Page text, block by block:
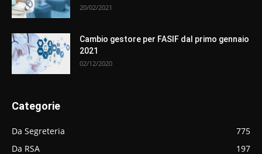
20/02/2021
Cambio gestore per FASIF dal primo gennaio
2021
02/12/2020
Categorie
Da Segreteria
775
Da RSA
197